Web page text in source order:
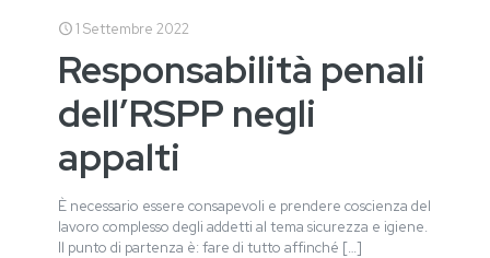
1 Settembre 2022
Responsabilità penali
dell’RSPP negli
appalti
È necessario essere consapevoli e prendere coscienza del
lavoro complesso degli addetti al tema sicurezza e igiene.
Il punto di partenza è: fare di tutto affinché […]